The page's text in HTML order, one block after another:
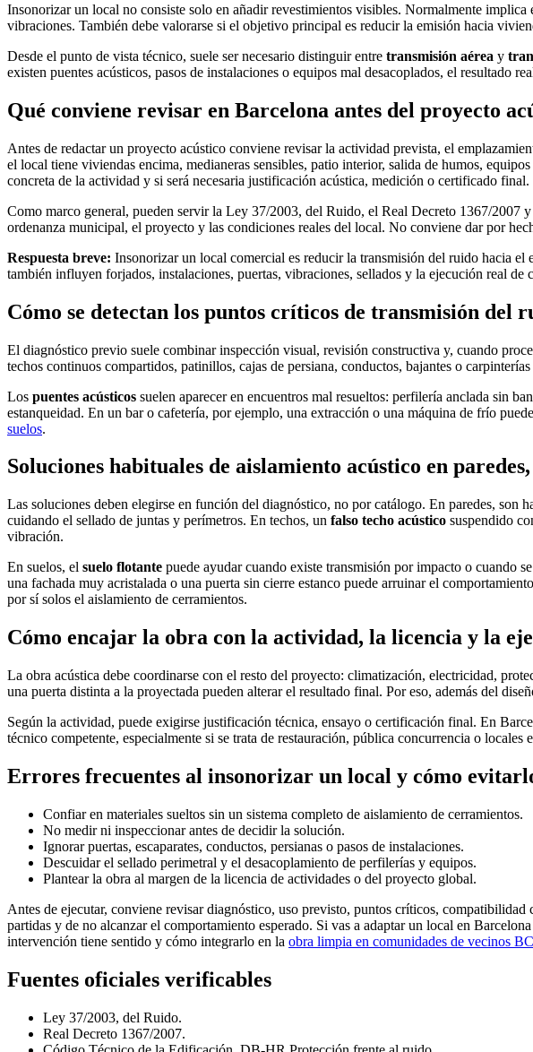
Insonorizar un local no consiste solo en añadir revestimientos visibles. Normalmente
vibraciones. También debe valorarse si el objetivo principal es reducir la emisión hacia
Desde el punto de vista técnico, suele ser necesario distinguir entre transmisión aérea y
existen puentes acústicos, pasos de instalaciones o equipos mal desacoplados, el resultado
Qué conviene revisar en Barcelona antes del proyecto
Antes de redactar un proyecto acústico conviene revisar la actividad prevista, el
el local tiene viviendas encima, medianeras sensibles, patio interior, salida de humos,
concreta de la actividad y si será necesaria justificación acústica, medición o certificado final.
Como marco general, pueden servir la Ley 37/2003, del Ruido, el Real Decreto 1367/
ordenanza municipal, el proyecto y las condiciones reales del local. No conviene dar por
Respuesta breve: Insonorizar un local comercial es reducir la transmisión del ruido hacia
también influyen forjados, instalaciones, puertas, vibraciones, sellados y la ejecución real de
Cómo se detectan los puntos críticos de transmisión del
El diagnóstico previo suele combinar inspección visual, revisión constructiva y, cuando
techos continuos compartidos, patinillos, cajas de persiana, conductos, bajantes o
Los puentes acústicos suelen aparecer en encuentros mal resueltos: perfilería anclada sin
estanqueidad. En un bar o cafetería, por ejemplo, una extracción o una máquina de frío
suelos.
Soluciones habituales de aislamiento acústico en
Las soluciones deben elegirse en función del diagnóstico, no por catálogo. En paredes, son
cuidando el sellado de juntas y perímetros. En techos, un falso techo acústico suspendido
vibración.
En suelos, el suelo flotante puede ayudar cuando existe transmisión por impacto o cuando
una fachada muy acristalada o una puerta sin cierre estanco puede arruinar el
por sí solos el aislamiento de cerramientos.
Cómo encajar la obra con la actividad, la licencia y la
La obra acústica debe coordinarse con el resto del proyecto: climatización, electricidad,
una puerta distinta a la proyectada pueden alterar el resultado final. Por eso, además del
Según la actividad, puede exigirse justificación técnica, ensayo o certificación final. En
técnico competente, especialmente si se trata de restauración, pública concurrencia o locales
Errores frecuentes al insonorizar un local y cómo
Confiar en materiales sueltos sin un sistema completo de aislamiento de cerramientos.
No medir ni inspeccionar antes de decidir la solución.
Ignorar puertas, escaparates, conductos, persianas o pasos de instalaciones.
Descuidar el sellado perimetral y el desacoplamiento de perfilerías y equipos.
Plantear la obra al margen de la licencia de actividades o del proyecto global.
Antes de ejecutar, conviene revisar diagnóstico, uso previsto, puntos críticos,
partidas y de no alcanzar el comportamiento esperado. Si vas a adaptar un local en
intervención tiene sentido y cómo integrarlo en la obra limpia en comunidades de vecinos
Fuentes oficiales verificables
Ley 37/2003, del Ruido.
Real Decreto 1367/2007.